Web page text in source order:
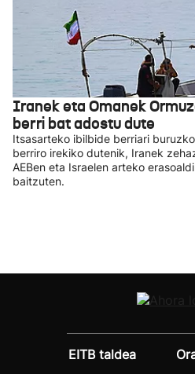
Iranek eta Omanek
berri bat adostu dute
Itsasarteko ibilbide berriari
berriro irekiko dutenik, Iranek
AEBen eta Israelen arteko
baitzuten.
EITB taldea